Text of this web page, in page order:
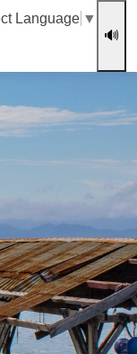
Language ▼
🔊